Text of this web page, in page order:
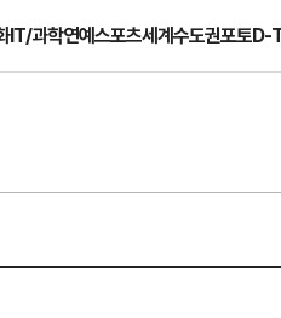
IT/과학연예스포츠세계수도권포토D-